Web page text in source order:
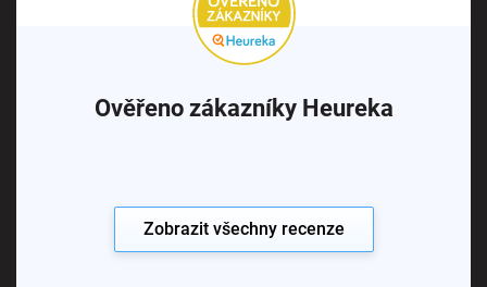
Ověřeno zákazníky Heureka
Zobrazit všechny recenze